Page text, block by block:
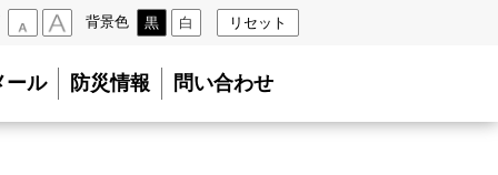
背景色 黒 白 リセット
ール 防災情報 問い合わせ